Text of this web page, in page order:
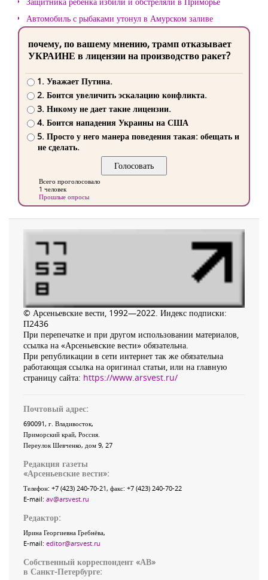
Автомобиль с рыбаками утонул в Амурском заливе
почему, по вашему мнению, трамп отказывает
УКРАИНЕ в лицензии на производство ракет?
1. Уважает Путина.
2. Боится увеличить эскалацию конфликта.
3. Никому не дает такие лицензии.
4. Боится нападения Украины на США
5. Просто у него манера поведения такая: обещать и
не сделать.
Всего проголосовало
1 человек
Прошлые опросы
© Арсеньевские вести, 1992—2022. Индекс подписки:
П2436
При перепечатке и при другом использовании материалов,
ссылка на «Арсеньевские вести» обязательна.
При републикации в сети интернет так же обязательна
работающая ссылка на оригинал статьи, или на главную
страницу сайта: https://www.arsvest.ru/
Почтовый адрес:
690091, г. Владивосток,
Приморский край, Россия
Переулок Шевченко, дом 9, 27
Редакция газеты
«Арсеньевские вести»:
Телефон: +7 (423) 240-70-21, факс: +7 (423) 240-70-22
E-mail: av@arsvest.ru
Редактор:
Ирина Георгиевна Гребнёва,
E-mail: editor@arsvest.ru
Собственный корреспондент «АВ»
в Санкт-Петербурге: